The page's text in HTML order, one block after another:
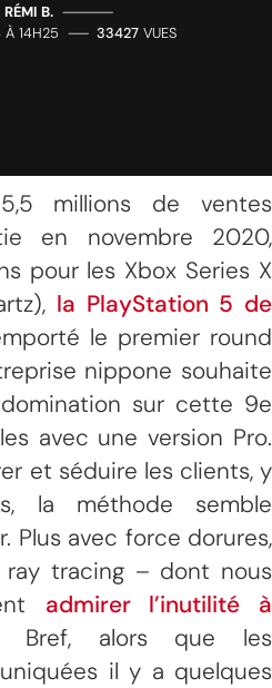
RÉMI B. —————
14H25 —— 33427 VUES
millions de ventes
en novembre 2020,
pour les Xbox Series X
la PlayStation 5 de
le premier round
nippone souhaite
sur cette 9e
avec une version Pro.
et séduire les clients, y
la méthode semble
Plus avec force dorures,
tracing – dont nous
admirer l’inutilité à
Bref, alors que les
il y a quelques